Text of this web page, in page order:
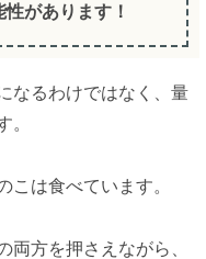
があります！
なるわけではなく、量
。
こは食べています。
両方を押さえながら、